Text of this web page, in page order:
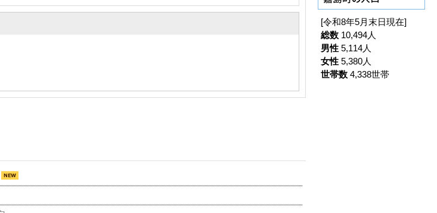
[令和8年5月末日現在]
総数 10,494人
男性 5,114人
女性 5,380人
世帯数 4,338世帯